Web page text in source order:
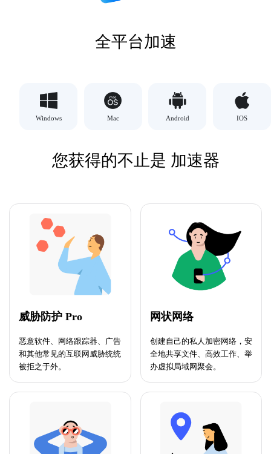
全平台加速
Windows Mac Android IOS
您获得的不止是 加速器
威胁防护 Pro
恶意软件、网络跟踪器、广告
和其他常见的互联网威胁统统
被拒之于外。
网状网络
创建自己的私人加密网络，安
全地共享文件、高效工作、举
办虚拟局域网聚会。